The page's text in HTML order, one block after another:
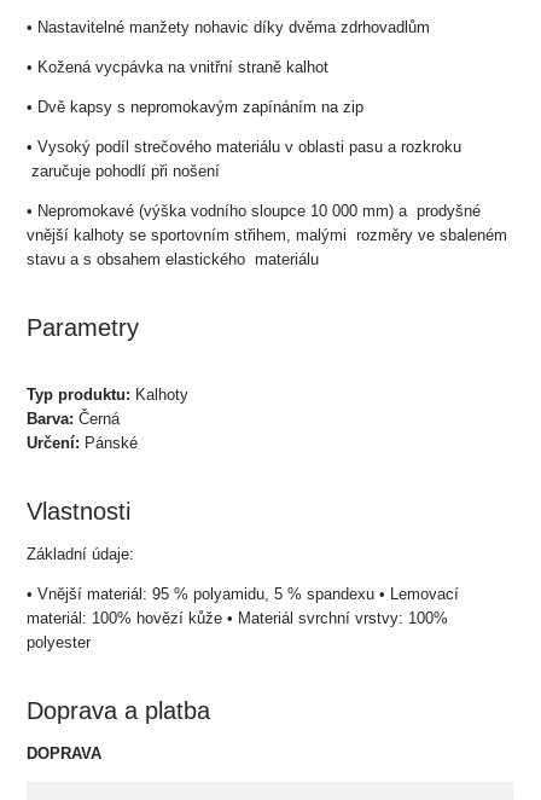
• Nastavitelné manžety nohavic díky dvěma zdrhovadlům
• Kožená vycpávka na vnitřní straně kalhot
• Dvě kapsy s nepromokavým zapínáním na zip
• Vysoký podíl strečového materiálu v oblasti pasu a rozkroku
zaručuje pohodlí při nošení
• Nepromokavé (výška vodního sloupce 10 000 mm) a prodyšné
vnější kalhoty se sportovním střihem, malými rozměry ve sbaleném
stavu a s obsahem elastického materiálu
Parametry
Typ produktu: Kalhoty
Barva:Černá
Určení: Pánské
Vlastnosti
Základní údaje:
• Vnější materiál: 95 % polyamidu, 5 % spandexu • Lemovací
materiál: 100% hovězí kůže • Materiál svrchní vrstvy: 100%
polyester
Doprava a platba
DOPRAVA